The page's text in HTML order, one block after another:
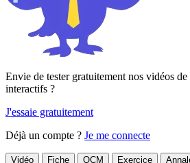
Envie de tester gratuitement nos vidéos
interactifs ?
J'essaie gratuitement
Déjà un compte ? Je me connecte
Vidéo Fiche QCM Exercice